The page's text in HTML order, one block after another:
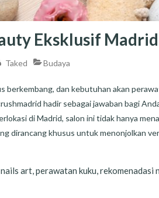
Eksklusif
Taked Budaya
berkembang, dan kebutuhan akan
hadir sebagai jawaban bagi
di Madrid, salon ini tidak hanya
dirancang khusus untuk menonjolkan
nails art,perawatan kuku,rekomenadasi